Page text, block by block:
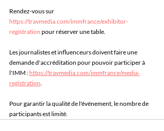
Rendez-vous sur
https://travmedia.com/immfrance/exhibitor-
registration pour réserver une table.
Les journalistes et influenceurs doivent faire une
demande d'accréditation pour pouvoir participer à
l'IMM : https://travmedia.com/immfrance/media-
registration.
Pour garantir la qualité de l'événement, le nombre de
participants est limité.